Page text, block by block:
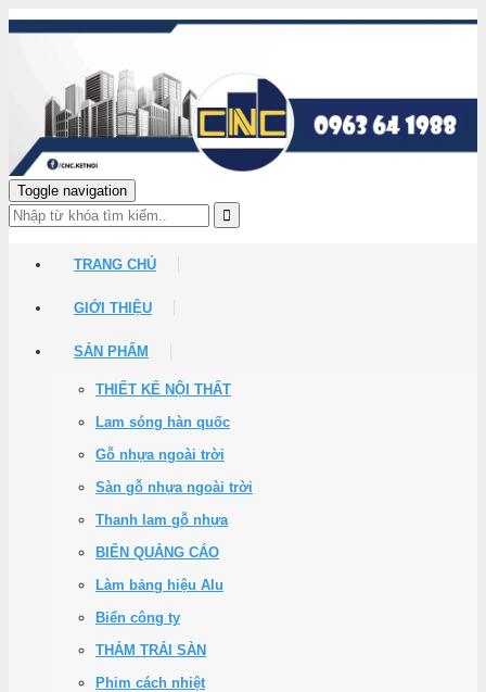
Toggle navigation
TRANG CHỦ
GIỚI THIỆU
SẢN PHẨM
THIẾT KẾ NỘI THẤT
Lam sóng hàn quốc
Gỗ nhựa ngoài trời
Sàn gỗ nhựa ngoài trời
Thanh lam gỗ nhựa
BIỂN QUẢNG CÁO
Làm bảng hiệu Alu
Biển công ty
THẢM TRẢI SÀN
Phim cách nhiệt